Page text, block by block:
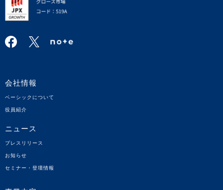
会社情報
ベーシックについて
役員紹介
ニュース
プレスリリース
お知らせ
セミナー・登壇情報